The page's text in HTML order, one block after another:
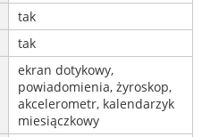
tak
tak
ekran dotykowy,
powiadomienia, żyroskop,
akcelerometr, kalendarzyk
miesiączkowy